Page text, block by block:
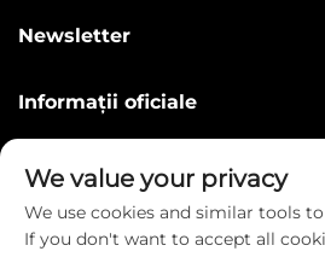
Newsletter
Informații oficiale
1490 Central Street Stoughton
+86 15251612520
We value your privacy
We use cookies and similar tools
If you don't want to accept all